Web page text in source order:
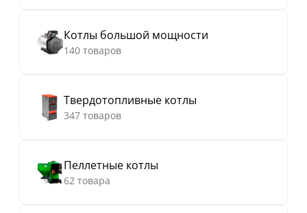
Котлы большой мощности
140 товаров
Твердотопливные котлы
347 товаров
Пеллетные котлы
62 товара